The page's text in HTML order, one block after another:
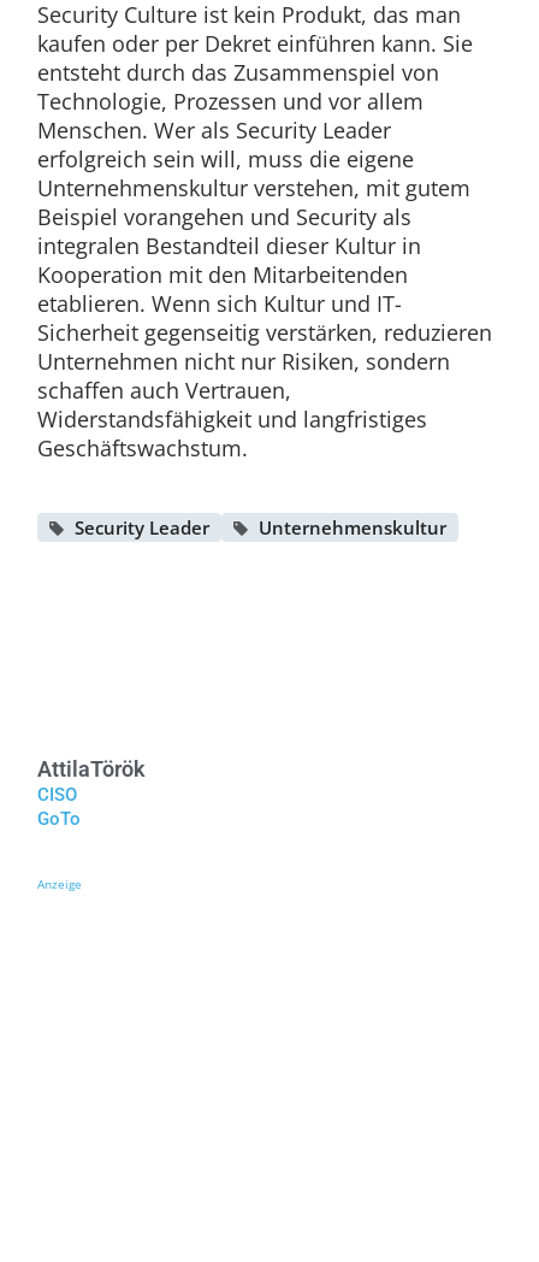
Security Culture ist kein Produkt, das man
kaufen oder per Dekret einführen kann. Sie
entsteht durch das Zusammenspiel von
Technologie, Prozessen und vor allem
Menschen. Wer als Security Leader
erfolgreich sein will, muss die eigene
Unternehmenskultur verstehen, mit gutem
Beispiel vorangehen und Security als
integralen Bestandteil dieser Kultur in
Kooperation mit den Mitarbeitenden
etablieren. Wenn sich Kultur und IT-
Sicherheit gegenseitig verstärken, reduzieren
Unternehmen nicht nur Risiken, sondern
schaffen auch Vertrauen,
Widerstandsfähigkeit und langfristiges
Geschäftswachstum.
Security Leader Unternehmenskultur
AttilaTörök
CISO
GoTo
Anzeige